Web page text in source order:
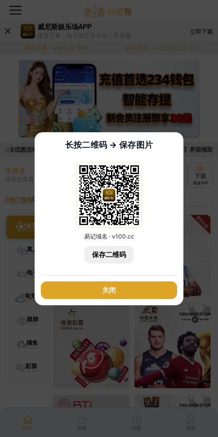
威尼斯娱乐场APP
体育下单，电子游艺等尽在一手掌握
立即下载
易记域名： v100.cc 复制 备用域名： vv20261.cc 复制
取优惠活动的手续麻烦，已新增优惠系统，现在可以前往【福利中心】界面领取
未登录
登录后查看 充值
快速到账
下载
极速APP
热门游戏
体育
真人
电子
电竞
棋牌
捕鱼
彩票
首页 资金 优惠 我的
长按二维码 → 保存图片
易记域名 · v100.cc
保存二维码
关闭